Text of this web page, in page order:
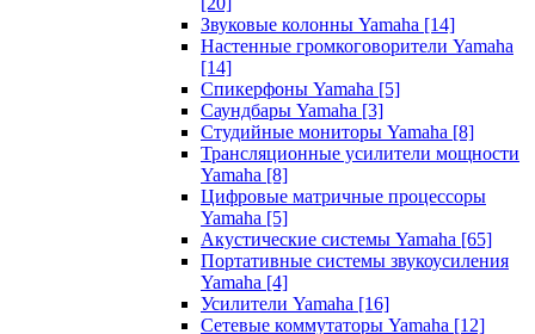
Звуковые колонны Yamaha [14]
Настенные громкоговорители Yamaha
[14]
Спикерфоны Yamaha [5]
Саундбары Yamaha [3]
Студийные мониторы Yamaha [8]
Трансляционные усилители мощности
Yamaha [8]
Цифровые матричные процессоры
Yamaha [5]
Акустические системы Yamaha [65]
Портативные системы звукоусиления
Yamaha [4]
Усилители Yamaha [16]
Сетевые коммутаторы Yamaha [12]